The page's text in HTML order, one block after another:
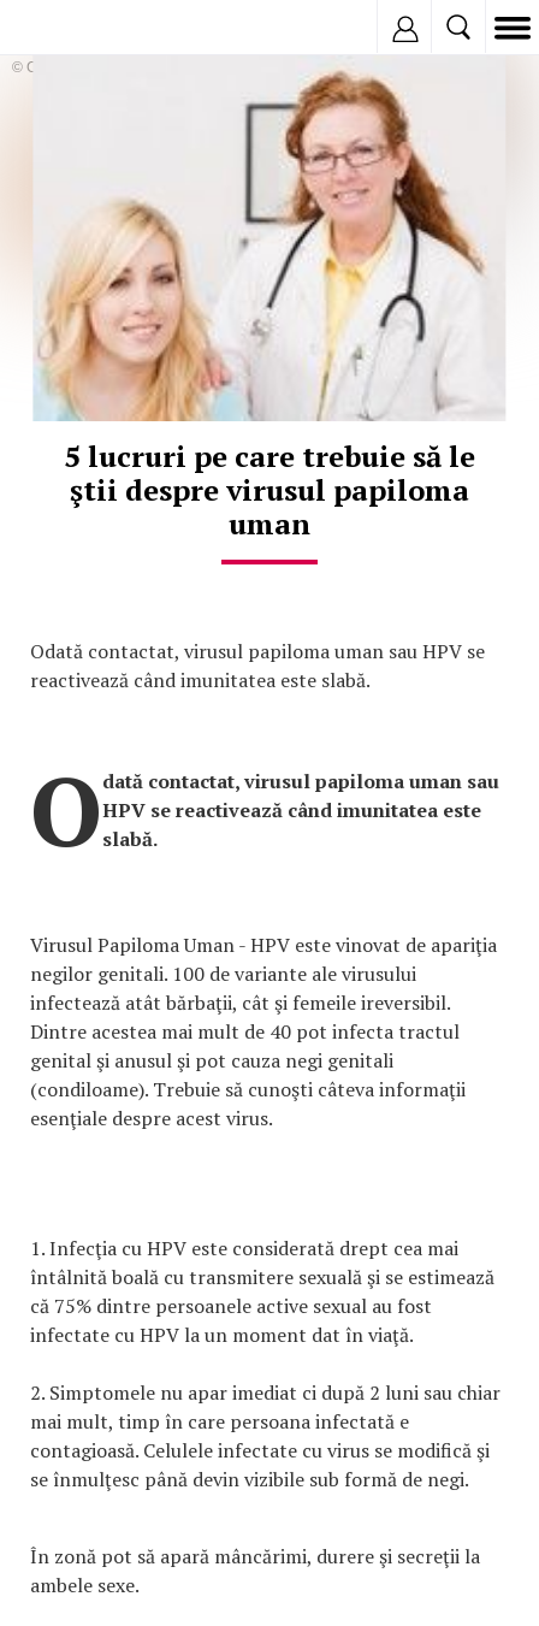
© Copyright:
5 lucruri pe care trebuie să le
ştii despre virusul papiloma
uman
Odată contactat, virusul papiloma uman sau HPV se
reactivează când imunitatea este slabă.
Odată contactat, virusul papiloma uman sau
HPV se reactivează când imunitatea este
slabă.
Virusul Papiloma Uman - HPV este vinovat de apariţia
negilor genitali. 100 de variante ale virusului
infectează atât bărbaţii, cât şi femeile ireversibil.
Dintre acestea mai mult de 40 pot infecta tractul
genital şi anusul şi pot cauza negi genitali
(condiloame). Trebuie să cunoşti câteva informaţii
esenţiale despre acest virus.
1. Infecţia cu HPV este considerată drept cea mai
întâlnită boală cu transmitere sexuală şi se estimează
că 75% dintre persoanele active sexual au fost
infectate cu HPV la un moment dat în viaţă.
2. Simptomele nu apar imediat ci după 2 luni sau chiar
mai mult, timp în care persoana infectată e
contagioasă. Celulele infectate cu virus se modifică şi
se înmulţesc până devin vizibile sub formă de negi.
În zonă pot să apară mâncărimi, durere şi secreţii la
ambele sexe.